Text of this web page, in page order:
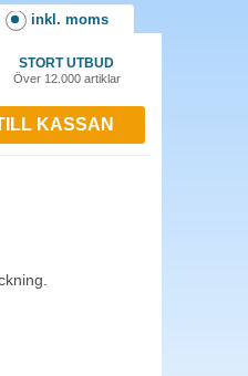
inkl. moms
STORT UTBUD
Över 12.000 artiklar
KASSAN